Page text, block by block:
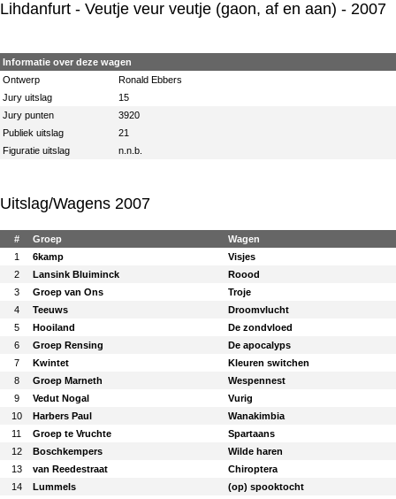
Lihdanfurt - Veutje veur veutje (gaon, af en aan) - 2007
Informatie over deze wagen
Ontwerp
Ronald Ebbers
Jury uitslag
15
Jury punten
3920
Publiek uitslag
21
Figuratie uitslag
n.n.b.
Uitslag/Wagens 2007
# Groep
Wagen
1
6kamp
Visjes
2
Lansink Bluiminck
Roood
3
Groep van Ons
Troje
4
Teeuws
Droomvlucht
5
Hooiland
De zondvloed
6
Groep Rensing
De apocalyps
7
Kwintet
Kleuren switchen
8
Groep Marneth
Wespennest
9
Vedut Nogal
Vurig
10
Harbers Paul
Wanakimbia
11
Groep te Vruchte
Spartaans
12
Boschkempers
Wilde haren
13
van Reedestraat
Chiroptera
14
Lummels
(op) spooktocht